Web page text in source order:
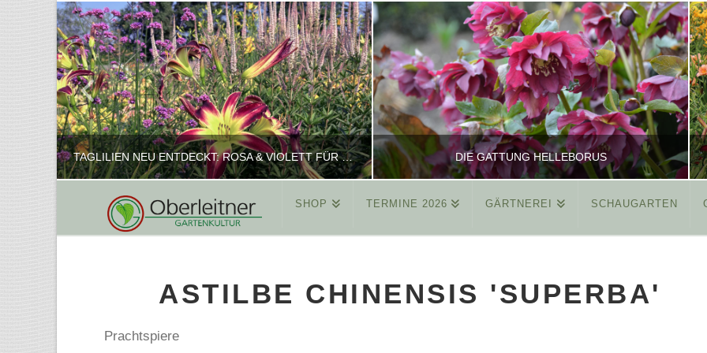
TAGLILIEN NEU ENTDECKT: ROSA & VIOLETT FÜR ROMANTISCHE PFLANZKOMBINATIONEN
REINHARD
FEBRUAR 16, 2025
DIE GATTUNG HELLEBORUS
REINHARD
MÄRZ 26, 2015
SHOP TERMINE 2026 GÄRTNEREI SCHAUGARTEN
ASTILBE CHINENSIS 'SUPERBA'
Prachtspiere